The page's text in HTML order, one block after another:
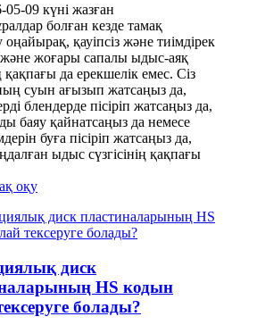
05-09 күні жазған
болған кезде тамақ
қауіпсіз және тиімдірек
жоғары сапалы ыдыс-аяқ
қақпағы да ерекшелік емес. Сіз
суын ағызып жатсаңыз да,
блендерде пісіріп жатсаңыз да,
баяу қайнатсаңыз да немесе
буға пісіріп жатсаңыз да,
ыдыс сүзгісінің қақпағы
оқу
диск
HS кодын
болады?